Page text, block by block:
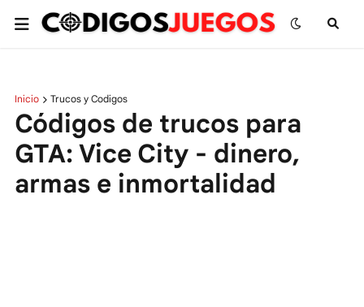
Inicio Trucos y Codigos
Códigos de trucos para
GTA: Vice City - dinero,
armas e inmortalidad